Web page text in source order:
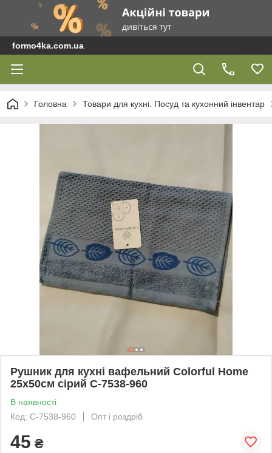
formo4ka.com.ua
Головна Товари для кухні. Посуд та кухонний інвентар
Рушник для кухні вафельний Colorful Home
25х50см сірий С-7538-960
В наявності
Код: С-7538-960
Опт і роздріб
45 ₴